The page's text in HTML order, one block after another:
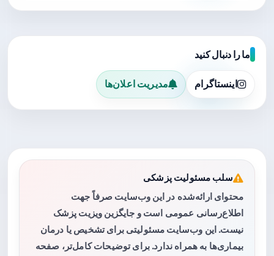
ما را دنبال کنید
اینستاگرام مدیریت اعلان‌ها
سلب مسئولیت پزشکی
محتوای ارائه‌شده در این وب‌سایت صرفاً جهت
اطلاع‌رسانی عمومی است و جایگزین ویزیت پزشک
نیست. این وب‌سایت مسئولیتی برای تشخیص یا درمان
بیماری‌ها به همراه ندارد. برای توضیحات کامل‌تر، صفحه